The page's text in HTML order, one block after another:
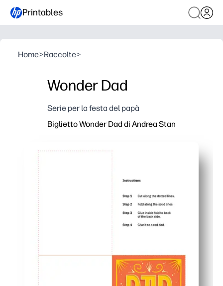
Printables
Home>Raccolte>
Wonder Dad
Serie per la festa del papà
Biglietto Wonder Dad di Andrea Stan